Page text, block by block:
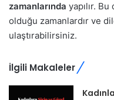
zamanlarında yapılır.
olduğu zamanlardır ve
ulaştırabilirsiniz.
İlgili Makaleler